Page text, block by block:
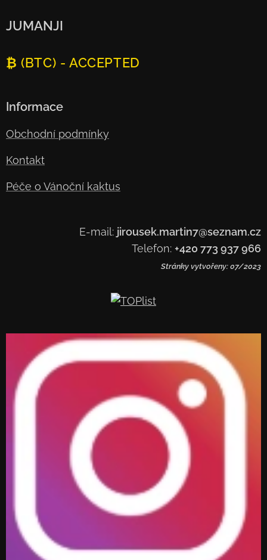
JUMANJI
₿ (BTC) - ACCEPTED
Informace
Obchodní podmínky
Kontakt
Péče o Vánoční kaktus
E-mail: jirousek.martin7@seznam.cz
Telefon: +420 773 937 966
Stránky vytvořeny: 07/2023